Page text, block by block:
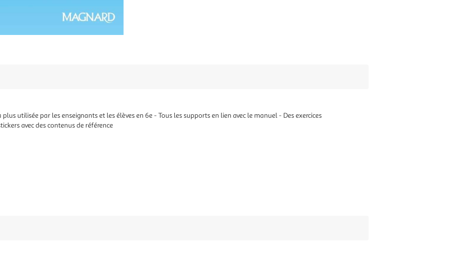
utilisée par les enseignants et les élèves en 6e - Tous les supports en lien avec le manuel - Des exercices
avec des contenus de référence